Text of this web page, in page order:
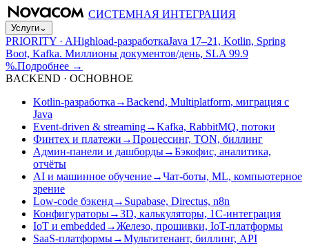
СИСТЕМНАЯ ИНТЕГРАЦИЯ
Услуги⌄
PRIORITY · AHighload-разработкаJava 17–21, Kotlin, Spring
Boot, Kafka. Миллионы документов/день, SLA 99.9
%.Подробнее →
BACKEND · ОСНОВНОЕ
Kotlin-разработка →Backend, Multiplatform, миграция с
Java
Event-driven & streaming→Kafka, RabbitMQ, потоки
Финтех и платежи →Процессинг, TON, биллинг
Админ-панели и дашборды→Бэкофис, аналитика,
отчёты
AI и машинное обучение→Чат-боты, ML, компьютерное
зрение
Low-code бэкенд→ Supabase, Directus, n8n
Конфигураторы→3D, калькуляторы, 1С-интеграция
IoT и embedded →Железо, прошивки, IoT-платформы
SaaS-платформы→Мультитенант, биллинг, API